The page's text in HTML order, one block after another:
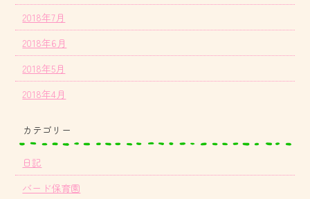
2018年7月
2018年6月
2018年5月
2018年4月
カテゴリー
日記
バード保育園